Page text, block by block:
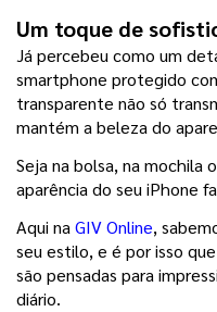
Um toque de
Já percebeu como um
smartphone protegido
transparente não só
mantém a beleza do
Seja na bolsa, na mochila
aparência do seu iPhone
Aqui na GIV Online,
seu estilo, e é por isso
são pensadas para
diário.